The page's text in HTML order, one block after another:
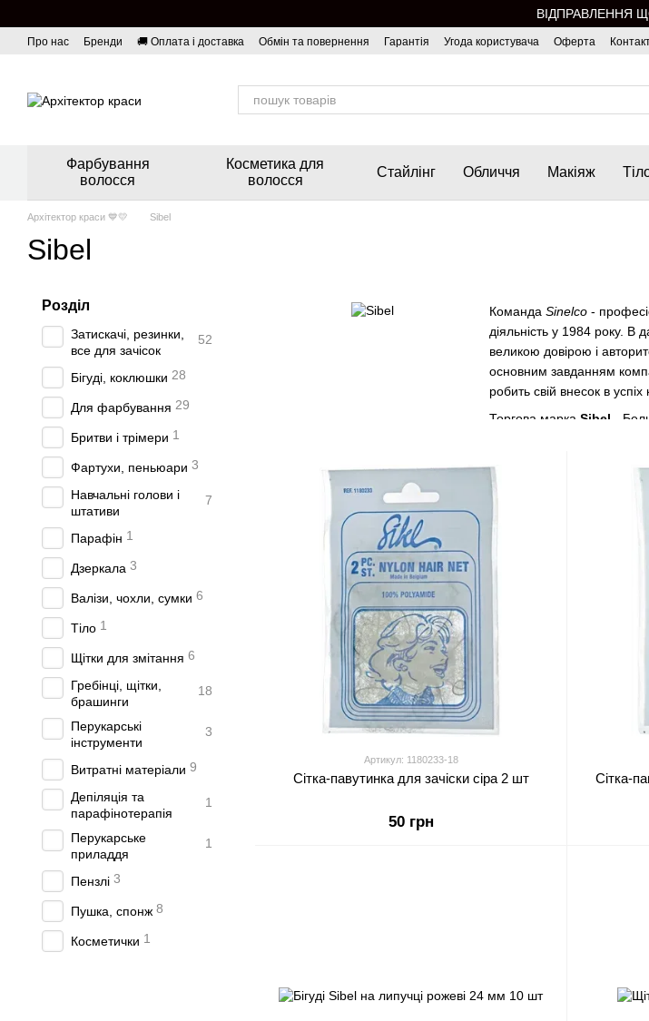
ВІДПРАВЛЕННЯ
Про нас Бренди 🚚 Оплата і доставка Обмін та повернення Гарантія Угода користувача Оферта
Фарбування
волосся
Косметика для
волосся
Стайлінг Обличчя Макіяж
Архітектор краси 💙💛 Sibel
Sibel
Команда Sinelco -
діяльність у 1984 року. В
великою довірою і
основним завданням
робить свій внесок в
Торгова марка Sibel -
«Архітектор краси»
-
продукції з актуальними
Артикул: 1180233-18
Сітка-павутинка для зачіски сіра 2 шт
50 грн
Сітка-
Розділ
Затискачі, резинки,
все для зачісок
52
Бігуді, коклюшки 28
Для фарбування 29
Бритви і трімери 1
Фартухи, пеньюари 3
Навчальні голови і
штативи
7
Парафін 1
Дзеркала 3
Валізи, чохли, сумки 6
Тіло 1
Щітки для змітання 6
Гребінці, щітки,
брашинги
18
Перукарські
інструменти
3
Витратні матеріали 9
Депіляція та
парафінотерапія
1
Перукарське
приладдя
1
Пензлі 3
Пушка, спонж 8
Косметички 1